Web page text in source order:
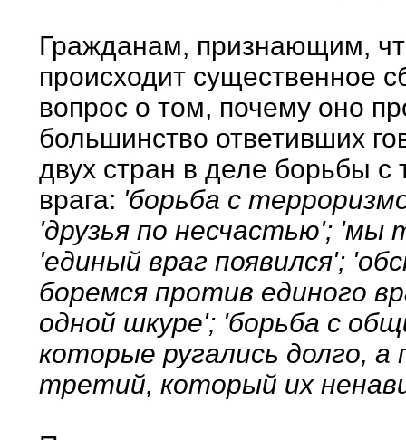
Гражданам, признающим,
происходит существенное
вопрос о том, почему оно
большинство ответивших
двух стран в деле борьбы
врага: 'борьба с
'друзья по несчастью'; 'мы
'единый враг появился';
боремся против единого
одной шкуре'; 'борьба с
которые ругались долго,
третий, который их